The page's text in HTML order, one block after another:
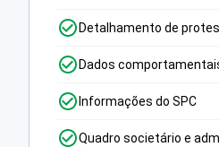
Detalhamento de
Dados
Informações do SPC
Quadro societário e